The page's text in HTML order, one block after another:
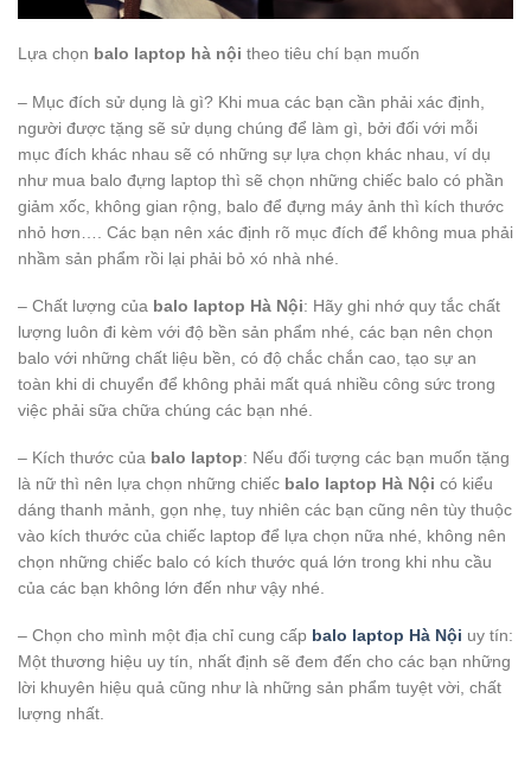
Lựa chọn balo laptop hà nội theo tiêu chí bạn muốn
– Mục đích sử dụng là gì? Khi mua các bạn cần phải xác định,
người được tặng sẽ sử dụng chúng để làm gì, bởi đối với mỗi
mục đích khác nhau sẽ có những sự lựa chọn khác nhau, ví dụ
như mua balo đựng laptop thì sẽ chọn những chiếc balo có phần
giảm xốc, không gian rộng, balo để đựng máy ảnh thì kích thước
nhỏ hơn…. Các bạn nên xác định rõ mục đích để không mua phải
nhầm sản phẩm rồi lại phải bỏ xó nhà nhé.
– Chất lượng của balo laptop Hà Nội: Hãy ghi nhớ quy tắc chất
lượng luôn đi kèm với độ bền sản phẩm nhé, các bạn nên chọn
balo với những chất liệu bền, có độ chắc chắn cao, tạo sự an
toàn khi di chuyển để không phải mất quá nhiều công sức trong
việc phải sữa chữa chúng các bạn nhé.
– Kích thước của balo laptop: Nếu đối tượng các bạn muốn tặng
là nữ thì nên lựa chọn những chiếc balo laptop Hà Nội có kiểu
dáng thanh mảnh, gọn nhẹ, tuy nhiên các bạn cũng nên tùy thuộc
vào kích thước của chiếc laptop để lựa chọn nữa nhé, không nên
chọn những chiếc balo có kích thước quá lớn trong khi nhu cầu
của các bạn không lớn đến như vậy nhé.
– Chọn cho mình một địa chỉ cung cấp balo laptop Hà Nội uy tín:
Một thương hiệu uy tín, nhất định sẽ đem đến cho các bạn những
lời khuyên hiệu quả cũng như là những sản phẩm tuyệt vời, chất
lượng nhất.